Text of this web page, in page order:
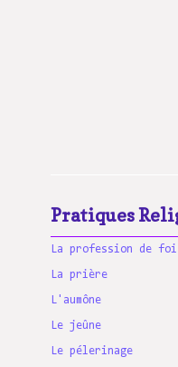
Pratiques
La profession de foi
La prière
L'aumône
Le jeûne
Le pélerinage